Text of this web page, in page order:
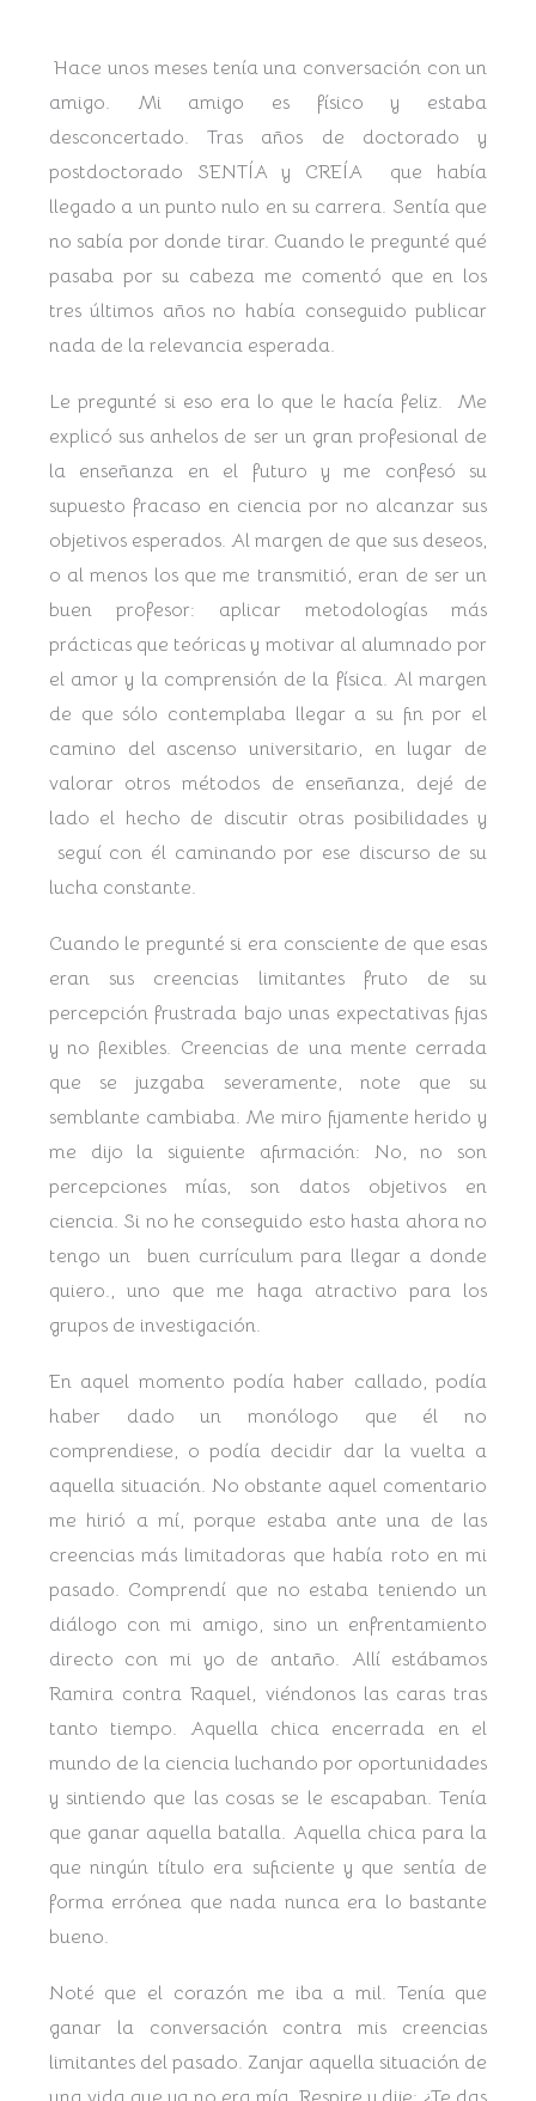
Hace unos meses tenía una conversación con un
amigo. Mi amigo es físico y estaba
desconcertado. Tras años de doctorado y
postdoctorado SENTÍA y CREÍA que había
llegado a un punto nulo en su carrera. Sentía que
no sabía por donde tirar. Cuando le pregunté qué
pasaba por su cabeza me comentó que en los
tres últimos años no había conseguido publicar
nada de la relevancia esperada.
Le pregunté si eso era lo que le hacía feliz. Me
explicó sus anhelos de ser un gran profesional de
la enseñanza en el futuro y me confesó su
supuesto fracaso en ciencia por no alcanzar sus
objetivos esperados. Al margen de que sus deseos,
o al menos los que me transmitió, eran de ser un
buen profesor: aplicar metodologías más
prácticas que teóricas y motivar al alumnado por
el amor y la comprensión de la física. Al margen
de que sólo contemplaba llegar a su fin por el
camino del ascenso universitario, en lugar de
valorar otros métodos de enseñanza, dejé de
lado el hecho de discutir otras posibilidades y
seguí con él caminando por ese discurso de su
lucha constante.
Cuando le pregunté si era consciente de que esas
eran sus creencias limitantes fruto de su
percepción frustrada bajo unas expectativas fijas
y no flexibles. Creencias de una mente cerrada
que se juzgaba severamente, note que su
semblante cambiaba. Me miro fijamente herido y
me dijo la siguiente afirmación: No, no son
percepciones mías, son datos objetivos en
ciencia. Si no he conseguido esto hasta ahora no
tengo un buen currículum para llegar a donde
quiero., uno que me haga atractivo para los
grupos de investigación.
En aquel momento podía haber callado, podía
haber dado un monólogo que él no
comprendiese, o podía decidir dar la vuelta a
aquella situación. No obstante aquel comentario
me hirió a mí, porque estaba ante una de las
creencias más limitadoras que había roto en mi
pasado. Comprendí que no estaba teniendo un
diálogo con mi amigo, sino un enfrentamiento
directo con mi yo de antaño. Allí estábamos
Ramira contra Raquel, viéndonos las caras tras
tanto tiempo. Aquella chica encerrada en el
mundo de la ciencia luchando por oportunidades
y sintiendo que las cosas se le escapaban. Tenía
que ganar aquella batalla. Aquella chica para la
que ningún título era suficiente y que sentía de
forma errónea que nada nunca era lo bastante
bueno.
Noté que el corazón me iba a mil. Tenía que
ganar la conversación contra mis creencias
limitantes del pasado. Zanjar aquella situación de